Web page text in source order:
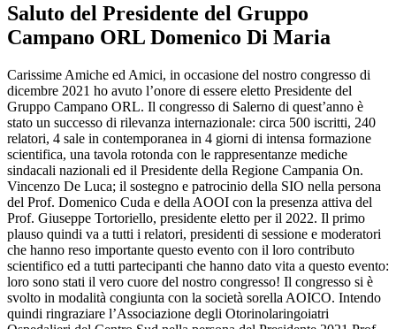
Saluto del Presidente del Gruppo
Campano ORL Domenico Di Maria
Carissime Amiche ed Amici, in occasione del nostro congresso di
dicembre 2021 ho avuto l’onore di essere eletto Presidente del
Gruppo Campano ORL. Il congresso di Salerno di quest’anno è
stato un successo di rilevanza internazionale: circa 500 iscritti, 240
relatori, 4 sale in contemporanea in 4 giorni di intensa formazione
scientifica, una tavola rotonda con le rappresentanze mediche
sindacali nazionali ed il Presidente della Regione Campania On.
Vincenzo De Luca; il sostegno e patrocinio della SIO nella persona
del Prof. Domenico Cuda e della AOOI con la presenza attiva del
Prof. Giuseppe Tortoriello, presidente eletto per il 2022. Il primo
plauso quindi va a tutti i relatori, presidenti di sessione e moderatori
che hanno reso importante questo evento con il loro contributo
scientifico ed a tutti partecipanti che hanno dato vita a questo evento:
loro sono stati il vero cuore del nostro congresso! Il congresso si è
svolto in modalità congiunta con la società sorella AOICO. Intendo
quindi ringraziare l’Associazione degli Otorinolaringoiatri